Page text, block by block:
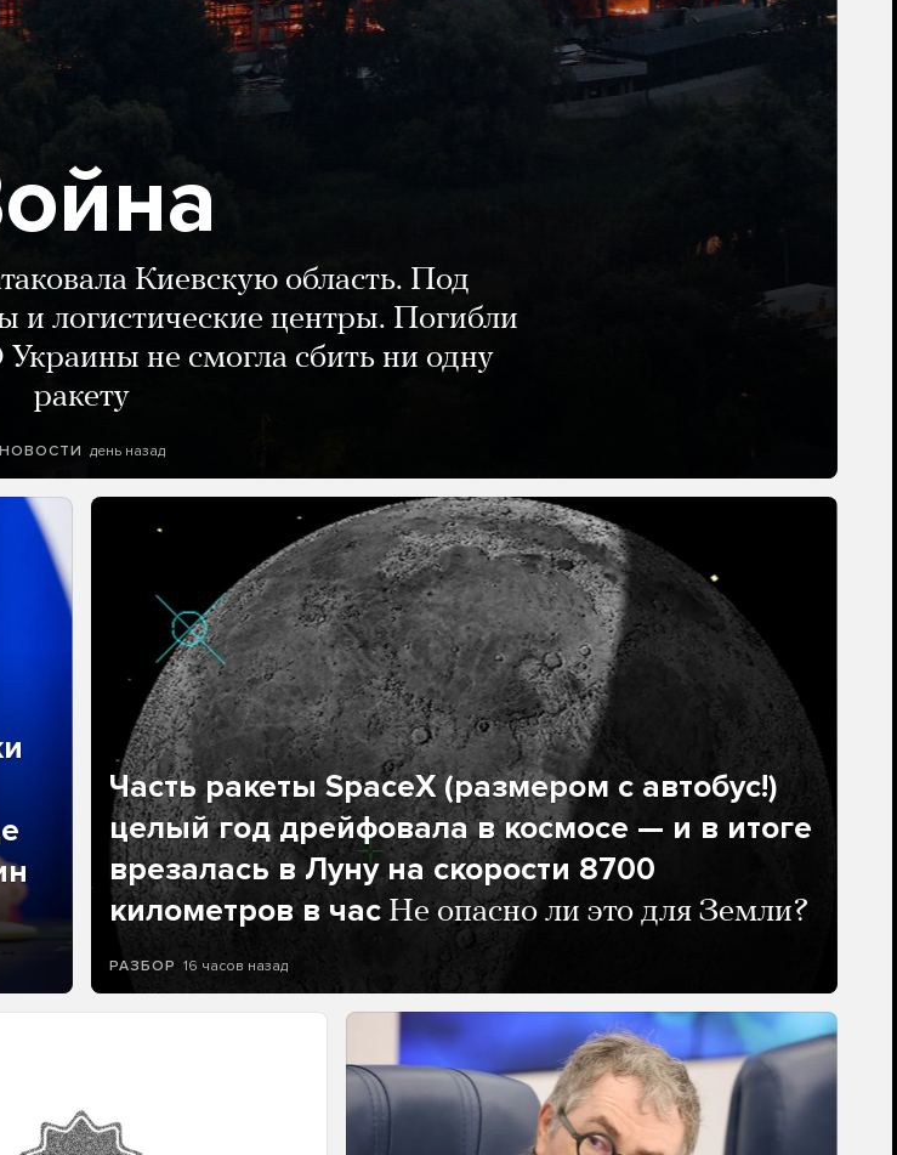
Киевскую область. Под
и логистические центры. Погибли
не смогла сбить ни одну
ракету
НОВОСТИ день назад
Часть ракеты SpaceX (размером с автобус!)
целый год дрейфовала в космосе — и в итоге
врезалась в Луну на скорости 8700
километров в час Не опасно ли это для Земли?
РАЗБОР 16 часов назад